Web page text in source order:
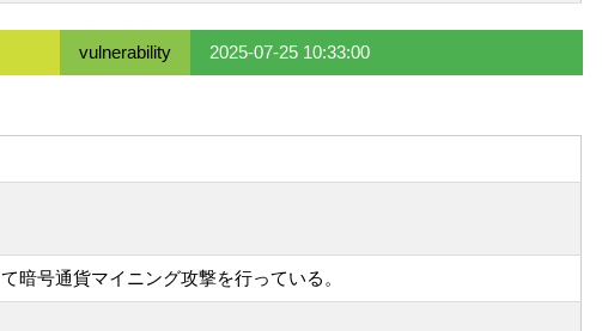
vulnerability 2025-07-25 10:33:00
暗号通貨マイニング攻撃を行っている。